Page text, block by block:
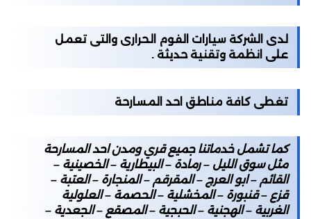
لدى الشركة سيارات الفوم الحرارى والتى تعمل
على انظمة وتقنية حديثة .
تغطى كافة مناطق احد المسارحة
كما تشمل خدماتنا جميع قري ومدن احد المسارحة
مثل سوق الليل – رمادة – البيطارية – الخصينية –
القائم – ابو العرج – المقرقم – المنجارة – العتبة –
قزع – قنبورة – المخشلية – الحصمة – العلولية
الغربية – الهجنية – الحبجية – المصقع – الجعدية –